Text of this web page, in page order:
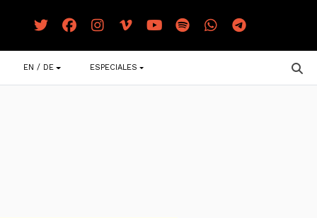
EN / DE ESPECIALES